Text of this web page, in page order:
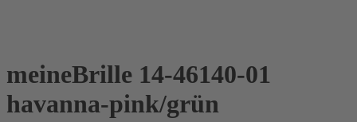
meineBrille 14-46140-01
havanna-pink/grün